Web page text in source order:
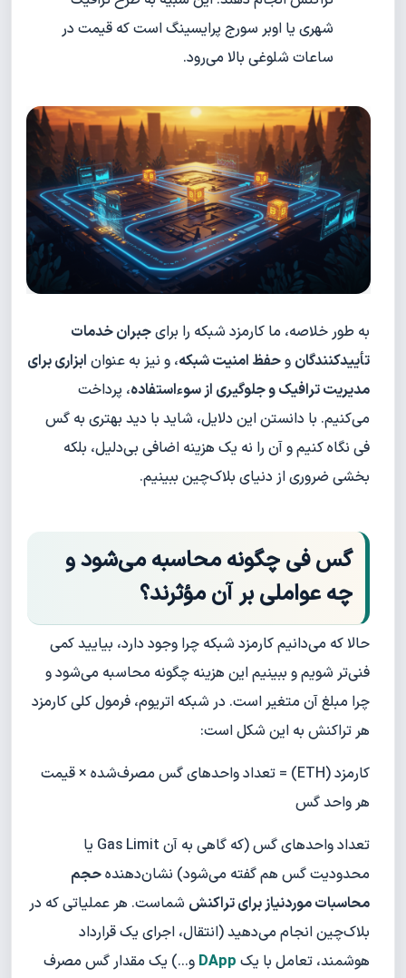
شهری یا اوبر سورج پرایسینگ است که قیمت در
ساعات شلوغی بالا می‌رود.
به طور خلاصه، ما کارمزد شبکه را برایجبران خدمات
تأییدکنندگان وحفظ امنیت شبکه، و نیز به عنوان ابزاری برای
مدیریت ترافیک و جلوگیری از سوءاستفاده، پرداخت
می‌کنیم. با دانستن این دلایل، شاید با دید بهتری به گس
فی نگاه کنیم و آن را نه یک هزینه اضافی بی‌دلیل، بلکه
بخشی ضروری از دنیای بلاک‌چین ببینیم.
گس فی چگونه محاسبه می‌شود و
چه عواملی بر آن مؤثرند؟
حالا که می‌دانیم کارمزد شبکه چرا وجود دارد، بیایید کمی
فنی‌تر شویم و ببینیم این هزینه چگونه محاسبه می‌شود و
چرا مبلغ آن متغیر است. در شبکه اتریوم، فرمول کلی کارمزد
هر تراکنش به این شکل است:
کارمزد (ETH) = تعداد واحدهای گس مصرف‌شده × قیمت
هر واحد گس
تعداد واحدهای گس (که گاهی به آن Gas Limit یا
محدودیت گس هم گفته می‌شود) نشان‌دهندهحجم
محاسبات موردنیاز برای تراکنش شماست. هر عملیاتی که در
بلاک‌چین انجام می‌دهید (انتقال، اجرای یک قرارداد
هوشمند، تعامل با یک DApp و...) یک مقدار گس مصرف